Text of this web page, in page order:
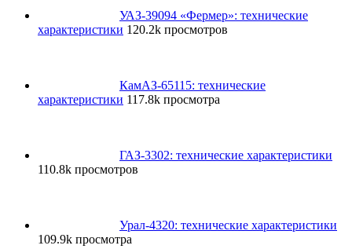
УАЗ-39094 «Фермер»: технические
характеристики 120.2k просмотров
КамАЗ-65115: технические
характеристики 117.8k просмотра
ГАЗ-3302: технические характеристики
110.8k просмотров
Урал-4320: технические характеристики
109.9k просмотра